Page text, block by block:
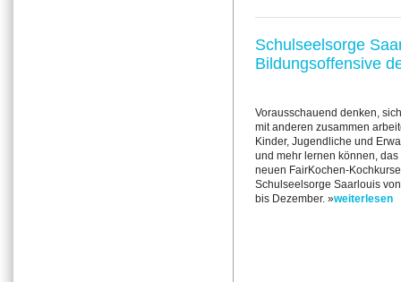
Schulseelsorge
Bildungsoffensive
Vorausschauend denken,
mit anderen zusammen
Kinder, Jugendliche und
und mehr lernen können,
neuen FairKochen-
Schulseelsorge Saarlouis
bis Dezember. »weiterlesen